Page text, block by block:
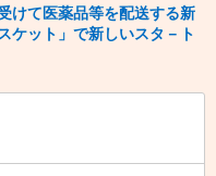
けて医薬品等を配送する新
ケット」で新しいスタ－ト